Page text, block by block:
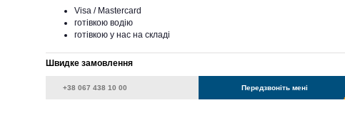
Visa / Mastercard
готівкою водію
готівкою у нас на складі
Швидке замовлення
Передзвоніть мені